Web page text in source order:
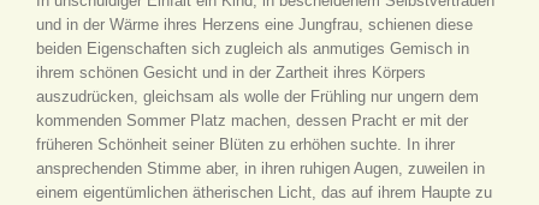
und in der Wärme ihres Herzens eine Jungfrau, schienen diese
beiden Eigenschaften sich zugleich als anmutiges Gemisch in
ihrem schönen Gesicht und in der Zartheit ihres Körpers
auszudrücken, gleichsam als wolle der Frühling nur ungern dem
kommenden Sommer Platz machen, dessen Pracht er mit der
früheren Schönheit seiner Blüten zu erhöhen suchte. In ihrer
ansprechenden Stimme aber, in ihren ruhigen Augen, zuweilen in
einem eigentümlichen ätherischen Licht, das auf ihrem Haupte zu